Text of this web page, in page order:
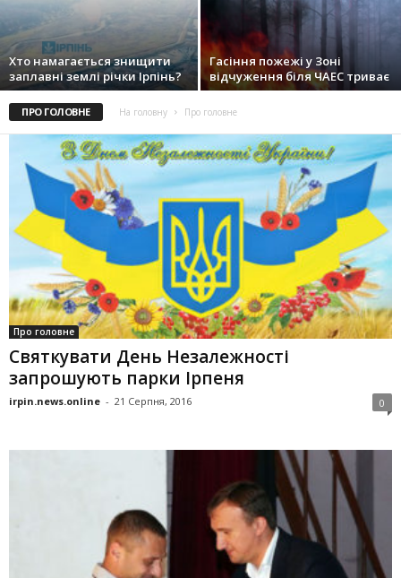
Хто намагається знищити
заплавні землі річки Ірпінь?
Гасіння пожежі у Зоні
відчуження біля ЧАЕС триває
ПРО ГОЛОВНЕ На головну Про головне
Про головне
Святкувати День Незалежності
запрошують парки Ірпеня
irpin.news.online - 21 Серпня, 2016 0